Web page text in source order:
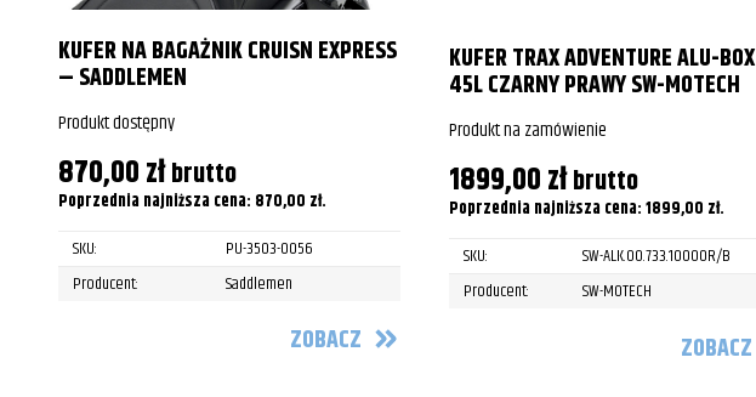
KUFER NA BAGAŻNIK CRUISN EXPRESS
– SADDLEMEN
Produkt dostępny
870,00złbrutto
Poprzednia najniższa cena: 870,00 zł.
SKU:
PU-3503-0056
Producent:
Saddlemen
ZOBACZ
KUFER TRAX ADVENTURE ALU-BOX
45L CZARNY PRAWY SW-MOTECH
Produkt na zamówienie
1899,00złbrutto
Poprzednia najniższa cena:1899,00 zł.
SKU:
SW-ALK.00.733.10000R/B
Producent:
SW-MOTECH
ZOBACZ